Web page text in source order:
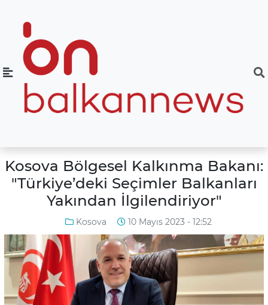
Kosova Bölgesel Kalkınma Bakanı:
"Türkiye’deki Seçimler Balkanları
Yakından İlgilendiriyor"
Kosova 10 Mayıs 2023 - 12:52